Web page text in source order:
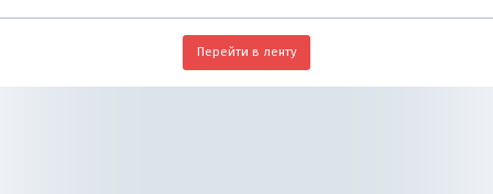
Перейти в ленту